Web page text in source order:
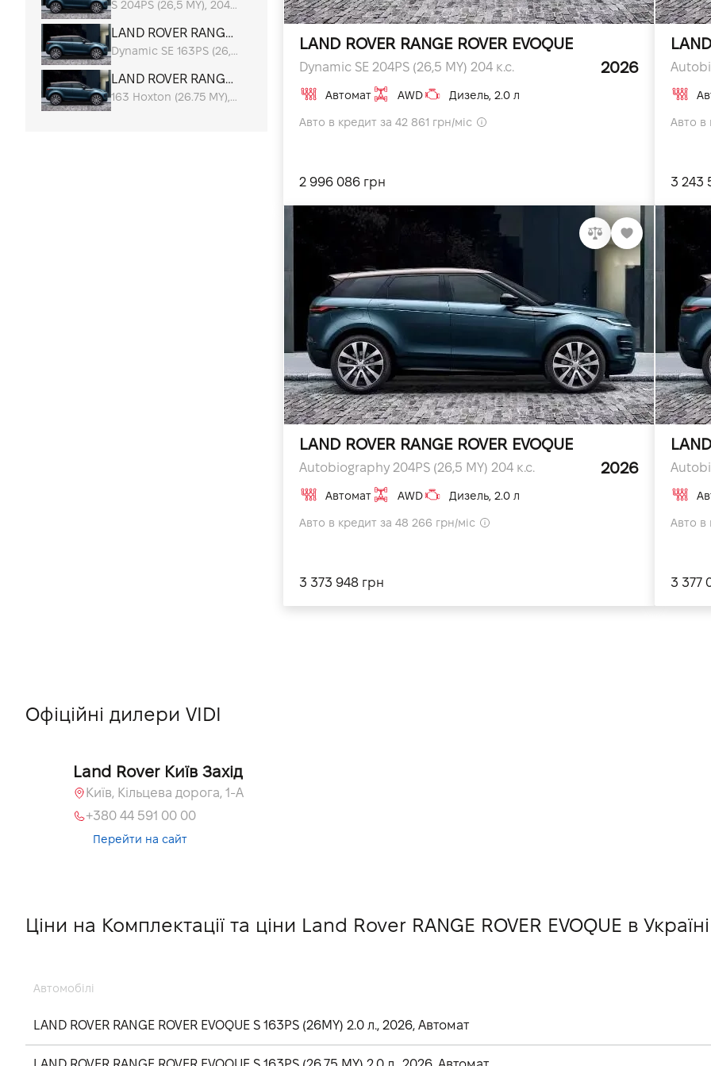
Автомобілі для відпочинку
Економічні автомобілі
S 204PS (26,5 MY), 204 к.с.
LAND ROVER RANGE ROVER EVOQUE
Dynamic SE 163PS (26,5 MY), 163 к.с.
LAND ROVER RANGE ROVER EVOQUE
163 Hoxton (26.75 MY), 163 к.с.
LAND ROVER RANGE ROVER EVOQUE
Dynamic SE 204PS (26,5 MY) 204 к.с. 2026
Автомат AWD Дизель, 2.0 л
Авто в кредит за 42 861 грн/міс
2 996 086 грн
Авто в
3 243
LAND ROVER RANGE ROVER EVOQUE
Autobiography 204PS (26,5 MY) 204 к.с. 2026
Автомат AWD Дизель, 2.0 л
Авто в кредит за 48 266 грн/міс
3 373 948 грн
Авто в
3 377
Офіційні дилери VIDI
Land Rover Київ Захід
Київ, Кільцева дорога, 1-А
+380 44 591 00 00
Перейти на сайт
Ціни на Комплектації та ціни Land Rover RANGE ROVER EVOQUE в
Автомобілі
LAND ROVER RANGE ROVER EVOQUE S 163PS (26MY) 2.0 л., 2026, Автомат